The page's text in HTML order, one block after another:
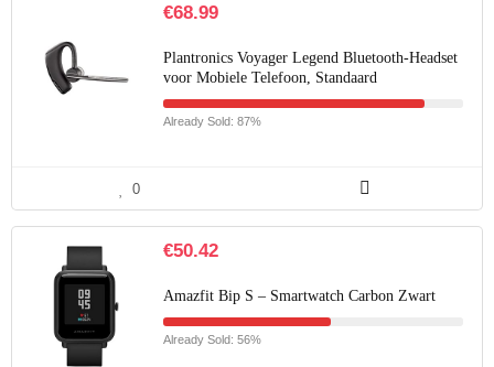
€68.99
Plantronics Voyager Legend Bluetooth-Headset
voor Mobiele Telefoon, Standaard
Already Sold: 87%
0
€50.42
Amazfit Bip S – Smartwatch Carbon Zwart
Already Sold: 56%